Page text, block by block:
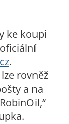
ke koupi
.
rovněž
a na